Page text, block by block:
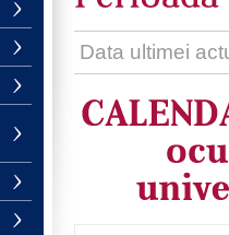
Data ultimei